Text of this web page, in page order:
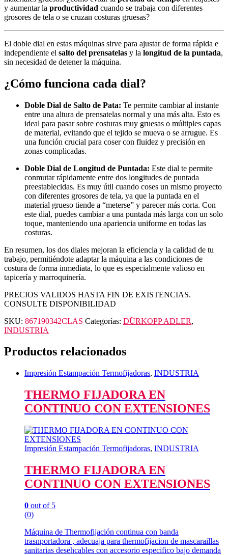
y aumentar la productividad cuando se trabaja con diferentes
grosores de tela o se cruzan costuras gruesas?
El doble dial en estas máquinas sirve para ajustar de forma rápida e
independiente el salto del prensatelas y la longitud de la puntada,
sin necesidad de detener la máquina.
¿Cómo funciona cada dial?
Doble Dial de Salto de Pata: Te permite cambiar al instante
entre una altura de prensatelas normal y una más alta. Esto es
ideal para pasar sobre costuras muy gruesas o múltiples capas
de material, evitando que el tejido se mueva o se arrugue. Es
una función crucial para coser con fluidez y precisión en
zonas complicadas.
Doble Dial de Longitud de Puntada: Este dial te permite
conmutar rápidamente entre dos longitudes de puntada
preestablecidas. Es muy útil cuando coses un mismo proyecto
con diferentes grosores de tela, ya que la puntada en el
material grueso tiende a “meterse” y parecer más corta. Con
este dial, puedes cambiar a una puntada más larga con un solo
toque, manteniendo una apariencia uniforme en todas las
costuras.
En resumen, los dos diales mejoran la eficiencia y la calidad de tu
trabajo, permitiéndote adaptar la máquina a las condiciones de
costura de forma inmediata, lo que es especialmente valioso en
tapicería y marroquinería.
PRECIOS VALIDOS HASTA FIN DE EXISTENCIAS.
CONSULTE DISPONIBILIDAD
SKU: 867190342CLAS Categorías: DÜRKOPP ADLER,
INDUSTRIA
Productos relacionados
Impresión Estampación Termofijadoras, INDUSTRIA
THERMO FIJADORA EN
CONTINUO CON EXTENSIONES
Impresión Estampación Termofijadoras, INDUSTRIA
THERMO FIJADORA EN
CONTINUO CON EXTENSIONES
0 out of 5
(0)
Máquina de Thermofijación continua con banda
trasnportadora , adecuaja para thermofijacion de mascaraillas
sanitarias desehcables con accesorio especifico bajo demanda